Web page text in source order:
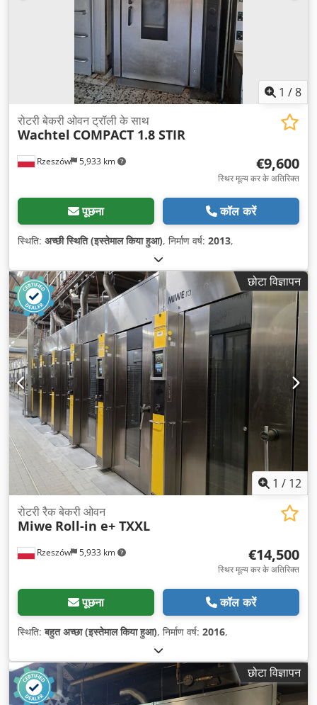
1 /8
Rzeszów 5,933 km
रोटरी बेकरी ओवन ट्रॉली के साथ
Wachtel COMPACT 1.8 STIR
€9,600
स्थिर मूल्य कर के अतिरिक्त
पूछना कॉल करें
स्थिति: अच्छी स्थिति (इस्तेमाल किया हुआ), निर्माण वर्ष: 2013,
छोटा विज्ञापन
1 / 12
Rzeszów 5,933 km
रोटरी रैक बेकरी ओवन
Miwe Roll-in e+ TXXL
€14,500
स्थिर मूल्य कर के अतिरिक्त
पूछना कॉल करें
स्थिति:बहुत अच्छा (इस्तेमाल किया हुआ), निर्माण वर्ष: 2016,
छोटा विज्ञापन